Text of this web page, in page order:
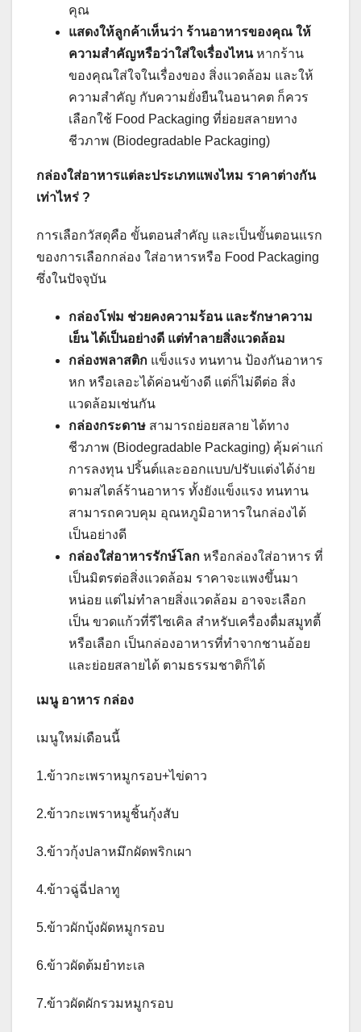
คุณ
แสดงให้ลูกค้าเห็นว่า ร้านอาหารของคุณ ให้
ความสำคัญหรือว่าใส่ใจเรื่องไหนหากร้าน
ของคุณใส่ใจในเรื่องของ สิ่งแวดล้อม และให้
ความสำคัญ กับความยั่งยืนในอนาคต ก็ควร
เลือกใช้ Food Packaging ที่ย่อยสลายทาง
ชีวภาพ (Biodegradable Packaging)
กล่องใส่อาหารแต่ละประเภทแพงไหม ราคาต่างกัน
เท่าไหร่ ?
การเลือกวัสดุคือ ขั้นตอนสำคัญ และเป็นขั้นตอนแรก
ของการเลือกกล่อง ใส่อาหารหรือ Food Packaging
ซึ่งในปัจจุบัน
กล่องโฟม ช่วยคงความร้อน และรักษาความ
เย็น ได้เป็นอย่างดี แต่ทำลายสิ่งแวดล้อม
กล่องพลาสติก แข็งแรง ทนทาน ป้องกันอาหาร
หก หรือเลอะได้ค่อนข้างดี แต่ก็ไม่ดีต่อ สิ่ง
แวดล้อมเช่นกัน
กล่องกระดาษ สามารถย่อยสลาย ได้ทาง
ชีวภาพ (Biodegradable Packaging) คุ้มค่าแก่
การลงทุน ปริ้นต์และออกแบบ/ปรับแต่งได้ง่าย
ตามสไตล์ร้านอาหาร ทั้งยังแข็งแรง ทนทาน
สามารถควบคุม อุณหภูมิอาหารในกล่องได้
เป็นอย่างดี
กล่องใส่อาหารรักษ์โลก หรือกล่องใส่อาหาร ที่
เป็นมิตรต่อสิ่งแวดล้อม ราคาจะแพงขึ้นมา
หน่อย แต่ไม่ทำลายสิ่งแวดล้อม อาจจะเลือก
เป็น ขวดแก้วที่รีไซเคิล สำหรับเครื่องดื่มสมูทตี้
หรือเลือก เป็นกล่องอาหารที่ทำจากชานอ้อย
และย่อยสลายได้ ตามธรรมชาติก็ได้
เมนู อาหาร กล่อง
เมนูใหม่เดือนนี้
1.ข้าวกะเพราหมูกรอบ+ไข่ดาว
2.ข้าวกะเพราหมูชิ้นกุ้งสับ
3.ข้าวกุ้งปลาหมึกผัดพริกเผา
4.ข้าวฉู่ฉี่ปลาทู
5.ข้าวผักบุ้งผัดหมูกรอบ
6.ข้าวผัดต้มยำทะเล
7.ข้าวผัดผักรวมหมูกรอบ